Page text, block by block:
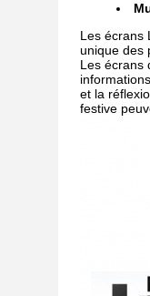
Les écrans
unique des
Les écrans
et la
festive